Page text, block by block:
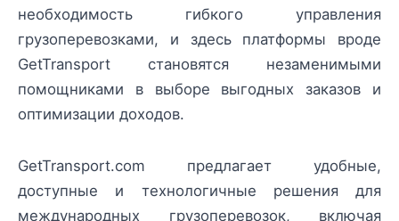
необходимость гибкого управления
грузоперевозками, и здесь платформы вроде
GetTransport становятся незаменимыми
помощниками в выборе выгодных заказов и
оптимизации доходов.
GetTransport.com предлагает удобные,
доступные и технологичные решения для
международных грузоперевозок, включая